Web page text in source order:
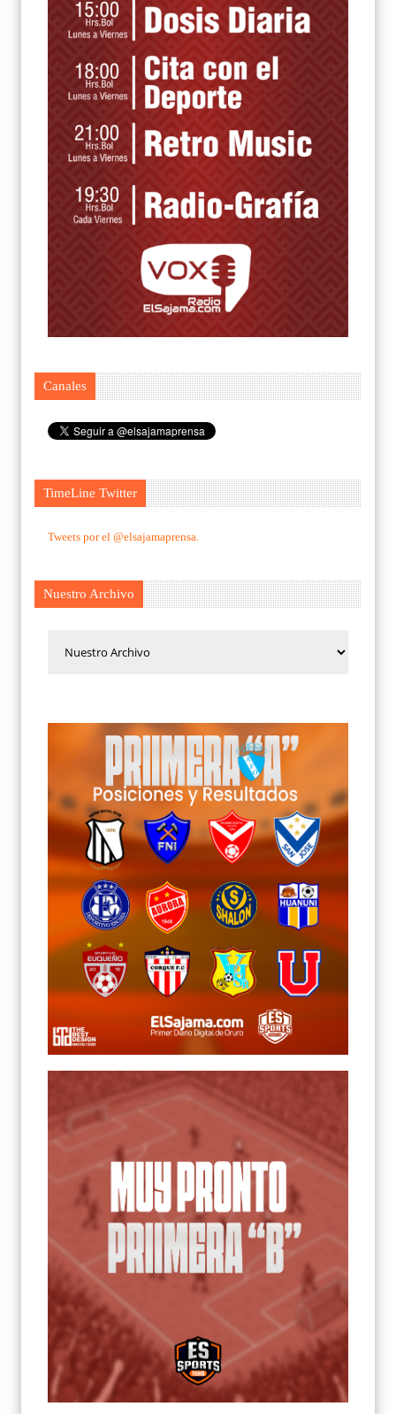
Canales
TimeLine Twitter
Tweets por el @elsajamaprensa.
Nuestro Archivo